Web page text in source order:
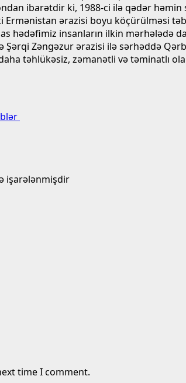
ibarətdir ki, 1988-ci ilə qədər
ərazisi boyu köçürülməsi
hədəfimiz insanların ilkin
Zəngəzur ərazisi ilə sərhəddə
təhlükəsiz, zəmanətli və təminatlı
işarələnmişdir
time I comment.